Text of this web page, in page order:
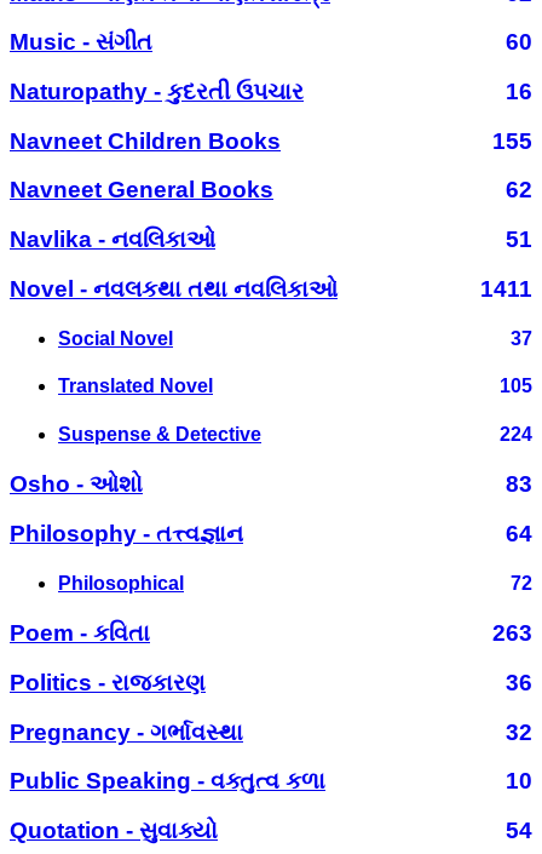
Music - સંગીત
60
Naturopathy - કુદરતી ઉપચાર
16
Navneet Children Books
155
Navneet General Books
62
Navlika - નવલિકાઓ
51
Novel - નવલકથા તથા નવલિકાઓ
1411
Social Novel 37
Translated Novel 105
Suspense & Detective 224
Osho - ઓશો
83
Philosophy - તત્ત્વજ્ઞાન
64
Philosophical 72
Poem - કવિતા
263
Politics - રાજકારણ
36
Pregnancy - ગર્ભાવસ્થા
32
Public Speaking - વક્તુત્વ કળા
10
Quotation - સુવાક્યો
54